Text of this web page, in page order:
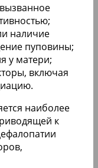
наличие
пуповины;
у матери;
включая
наиболее
к